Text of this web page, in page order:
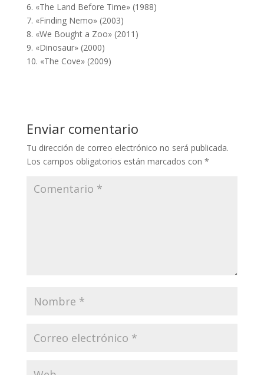
6. «The Land Before Time» (1988)
7. «Finding Nemo» (2003)
8. «We Bought a Zoo» (2011)
9. «Dinosaur» (2000)
10. «The Cove» (2009)
Enviar comentario
Tu dirección de correo electrónico no será publicada.
Los campos obligatorios están marcados con *